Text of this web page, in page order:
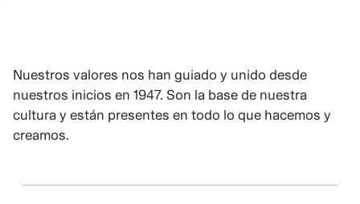
Nuestros valores nos han guiado y unido desde
nuestros inicios en 1947. Son la base de nuestra
cultura y están presentes en todo lo que hacemos y
creamos.